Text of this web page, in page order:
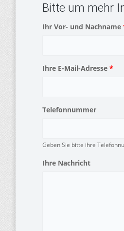
Bitte um mehr
Ihr Vor- und Nachname
Ihre E-Mail-Adresse *
Telefonnummer
Geben Sie bitte ihre
Ihre Nachricht